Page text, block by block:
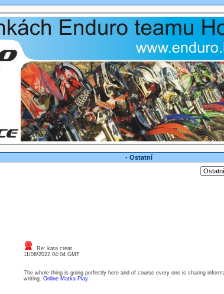
- Ostatní
Re: kata creat
11/06/2022 04:04 GMT
The whole thing is going perfectly here and of course every one is sharing
writing. Online Matka Play